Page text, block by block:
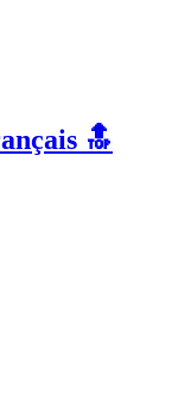
🔝